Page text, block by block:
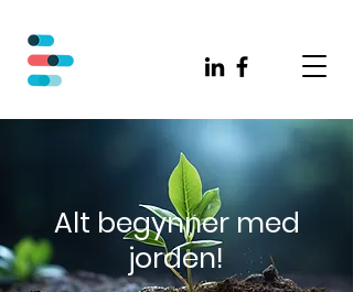
Alt begynner med
jorden!